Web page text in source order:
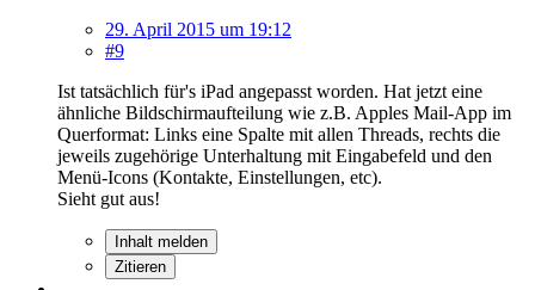
29. April 2015 um 19:12
#9
Ist tatsächlich für's iPad angepasst worden. Hat jetzt eine
ähnliche Bildschirmaufteilung wie z.B. Apples Mail-App im
Querformat: Links eine Spalte mit allen Threads, rechts die
jeweils zugehörige Unterhaltung mit Eingabefeld und den
Menü-Icons (Kontakte, Einstellungen, etc).
Sieht gut aus!
Inhalt melden
Zitieren